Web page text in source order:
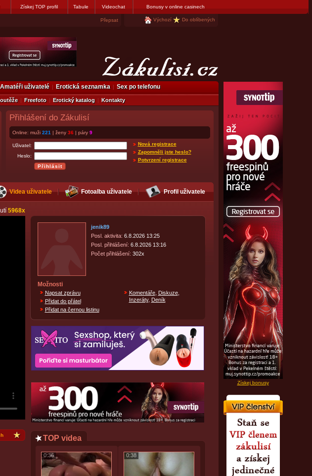
Získej TOP profil Tabule Videochat Bonusy v online casinech
Přepsat Výchozí Do oblíbených
Získej bonusy
Amatéři uživatelé Erotická seznamka Sex po telefonu
Freefoto Erotický katalog Kontakty
Přihlášení do Zákulisí
Online: muži 221 | ženy 36| páry 9
Uživatel:
Heslo:
Nová registrace
Zapomněli jste heslo?
Potvrzení registrace
Videa uživatele Fotoalba uživatele Profil uživatele
5968x
jenik89
Posl. aktivita: 6.8.2026 13:25
Posl. přihlášení: 6.8.2026 13:16
Počet přihlášení: 302x
Možnosti
Napsat zprávu
Přidat do přátel
Přidat na černou listinu
Komentáře, Diskuze,
Inzeráty, Deník
TOP videa
0:36 0:38